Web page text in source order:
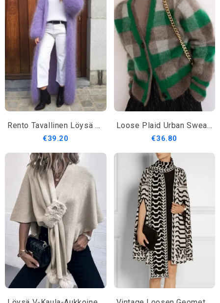
Rento Tavallinen Löysä Pitkähihainen Neuletakki
€39.20
Loose Plaid Urban Sweater V-Pääntie Pitkähihainen Takki
€36.80